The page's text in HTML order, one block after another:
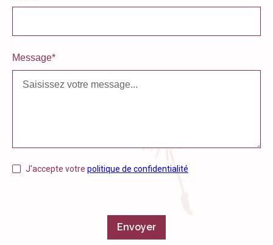
Message*
J'accepte votre politique de confidentialité